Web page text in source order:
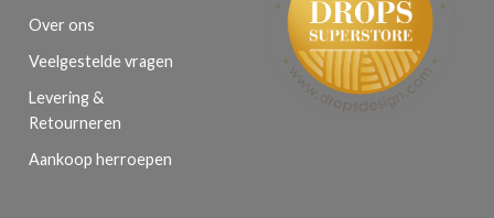
Over ons
Veelgestelde vragen
Levering &
Retourneren
Aankoop herroepen